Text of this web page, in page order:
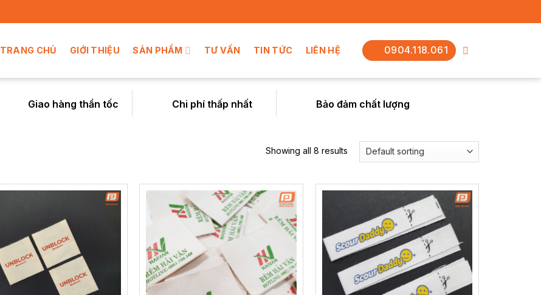
TRANG CHỦ GIỚI THIỆU SẢN PHẨM TƯ VẤN TIN TỨC LIÊN HỆ 0904.118.061
Giao hàng thần tốc Chi phí thấp nhất Bảo đảm chất lượng
Showing all 8 results